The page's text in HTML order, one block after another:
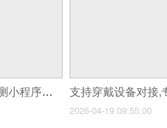
低成本上线!运动监测小程序开发
2026-04-19 09:55:00